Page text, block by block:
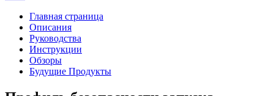
Главная страница
Описания
Руководства
Инструкции
Обзоры
Будущие Продукты